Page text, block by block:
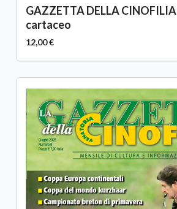
GAZZETTA DELLA
cartaceo
12,00 €